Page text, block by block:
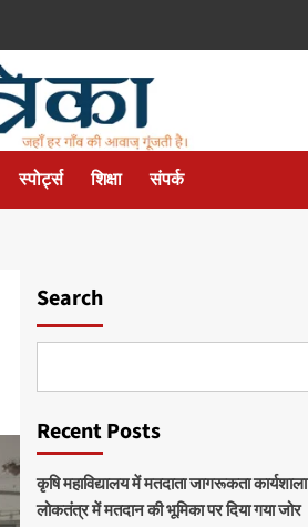
स्पोर्ट्स शिक्षा संपर्क
Search
Recent Posts
कृषि महाविद्यालय में मतदाता जागरूकता
लोकतंत्र में मतदान की भूमिका पर दिया गया जोर